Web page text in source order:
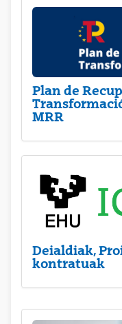
Plan de
MRR
Deialdiak,
kontratuak